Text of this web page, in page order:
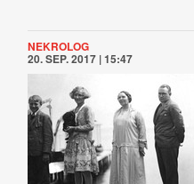
NEKROLOG
20. SEP. 2017 | 15:47